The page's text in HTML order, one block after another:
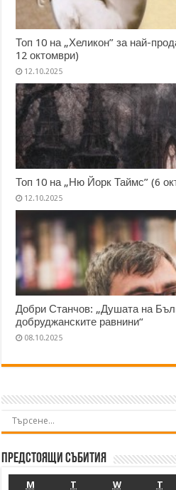
Топ 10 на „Хеликон” за най-
12 октомври)
12.10.2025
Топ 10 на „Ню Йорк Таймс” (6
12.10.2025
Добри Станчов: „Душата на
добруджанските равнини“
08.10.2025
Предстоящи събития
M T W T